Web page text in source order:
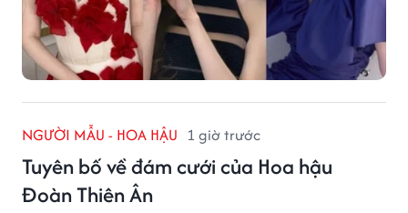
NGƯỜI MẪU - HOA HẬU 1 giờ trước
Tuyên bố về đám cưới của Hoa hậu
Đoàn Thiên Ân